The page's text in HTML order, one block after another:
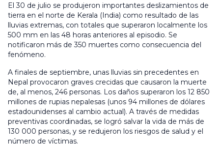
El 30 de julio se produjeron importantes deslizamientos de
tierra en el norte de Kerala (India) como resultado de las
lluvias extremas, con totales que superaron localmente los
500 mm en las 48 horas anteriores al episodio. Se
notificaron más de 350 muertes como consecuencia del
fenómeno.
A finales de septiembre, unas lluvias sin precedentes en
Nepal provocaron graves crecidas que causaron la muerte
de, al menos, 246 personas. Los daños superaron los 12 850
millones de rupias nepalesas (unos 94 millones de dólares
estadounidenses al cambio actual). A través de medidas
preventivas coordinadas, se logró salvar la vida de más de
130 000 personas, y se redujeron los riesgos de salud y el
número de víctimas.